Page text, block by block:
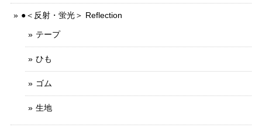
●＜反射・蛍光＞ Reflection
テープ
ひも
ゴム
生地